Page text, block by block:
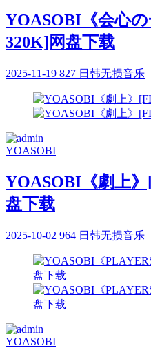
YOASOBI《会心
320K]网盘下载
2025-11-19 827 日韩无损音乐
YOASOBI
YOASOBI《劇上
盘下载
2025-10-02 964 日韩无损音乐
YOASOBI